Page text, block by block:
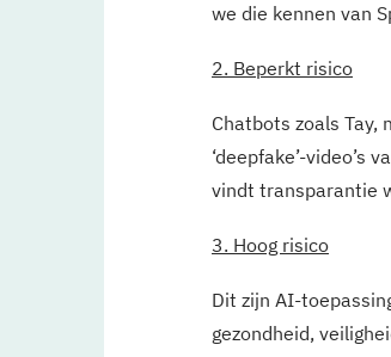
we die kennen van
2. Beperkt risico
Chatbots zoals Tay,
‘deepfake’-
vindt transparantie
3. Hoog risico
Dit zijn AI-
gezondheid,